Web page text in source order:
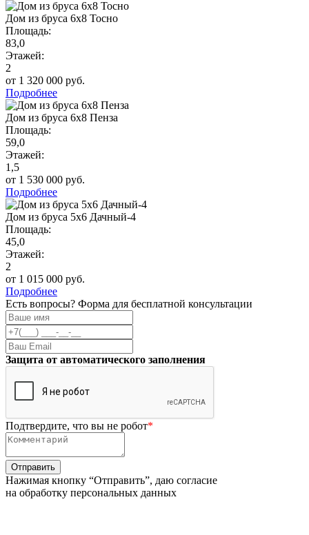
Дом из бруса 6х8 Тосно
Площадь:
83,0
Этажей:
2
от 1 320 000 руб.
Подробнее
Дом из бруса 6х8 Пенза
Площадь:
59,0
Этажей:
1,5
от 1 530 000 руб.
Подробнее
Дом из бруса 5х6 Дачный-4
Площадь:
45,0
Этажей:
2
от 1 015 000 руб.
Подробнее
Есть вопросы? Форма для бесплатной консультации
Защита от автоматического заполнения
Подтвердите, что вы не робот*
Нажимая кнопку “Отправить”, даю согласие
на обработку персональных данных